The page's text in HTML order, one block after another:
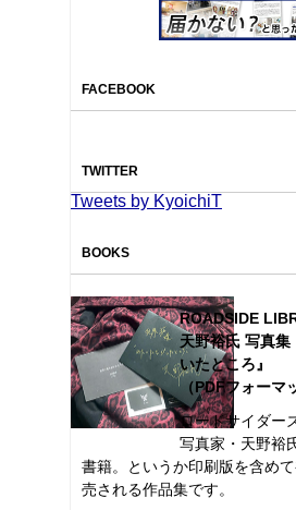
FACEBOOK
TWITTER
Tweets by KyoichiT
BOOKS
ROADSIDE
天野裕氏 写真
いたところ』
（PDFフォーマ
ロードサイダー
写真家・天野裕
書籍。というか印刷版を含め
売される作品集です。